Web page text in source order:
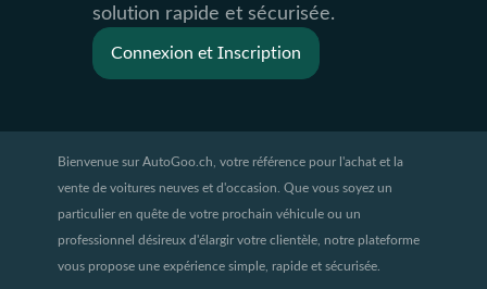
solution rapide et sécurisée.
Connexion et Inscription
Bienvenue sur AutoGoo.ch, votre référence pour l'achat et la
vente de voitures neuves et d'occasion. Que vous soyez un
particulier en quête de votre prochain véhicule ou un
professionnel désireux d'élargir votre clientèle, notre plateforme
vous propose une expérience simple, rapide et sécurisée.